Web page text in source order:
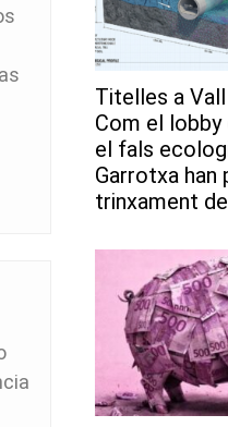
Titelles a Vall
Com el lobby
el fals
Garrotxa han
trinxament